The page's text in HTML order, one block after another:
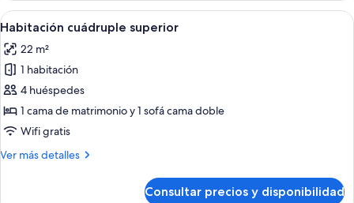
superior
Abrir
todas
las
fotos
de
Habitación
cuádruple
Habitación de hotel con cama,
17
Habitación cuádruple superior
22 m²
1 habitación
4 huéspedes
1 cama de matrimonio y 1 sofá cama doble
Wifi gratis
Ver más detalles
Más
Consultar precios y disponibilidad